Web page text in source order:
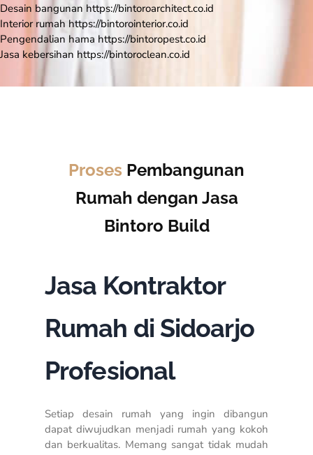
Desain bangunan https://bintoroarchitect.co.id
Interior rumah https://bintorointerior.co.id
Pengendalian hama https://bintoropest.co.id
Jasa kebersihan https://bintoroclean.co.id
Proses Pembangunan
Rumah dengan Jasa
Bintoro Build
Jasa Kontraktor
Rumah di Sidoarjo
Profesional
Setiap desain rumah yang ingin dibangun
dapat diwujudkan menjadi rumah yang kokoh
dan berkualitas. Memang sangat tidak mudah